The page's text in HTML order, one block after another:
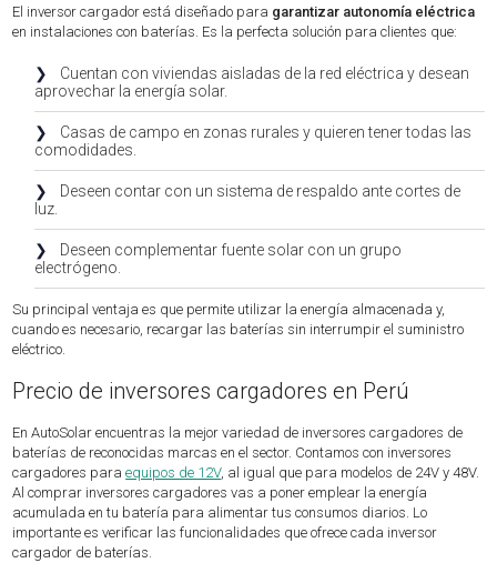
El inversor cargador está diseñado para garantizar autonomía eléctrica
en instalaciones con baterías. Es la perfecta solución para clientes que:
❯
Cuentan con viviendas aisladas de la red eléctrica y desean
aprovechar la energía solar.
❯
Casas de campo en zonas rurales y quieren tener todas las
comodidades.
❯
Deseen contar con un sistema de respaldo ante cortes de
luz.
❯
Deseen complementar fuente solar con un grupo
electrógeno.
Su principal ventaja es que permite utilizar la energía almacenada y,
cuando es necesario, recargar las baterías sin interrumpir el suministro
eléctrico.
Precio de inversores cargadores en Perú
En AutoSolar encuentras la mejor variedad de inversores cargadores de
baterías de reconocidas marcas en el sector. Contamos con inversores
cargadores paraequipos de 12V, al igual que para modelos de 24V y 48V.
Al comprar inversores cargadores vas a poner emplear la energía
acumulada en tu batería para alimentar tus consumos diarios. Lo
importante es verificar las funcionalidades que ofrece cada inversor
cargador de baterías.